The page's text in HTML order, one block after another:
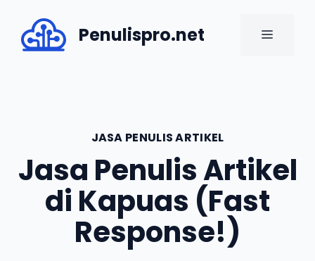
content
Penulispro.net MENU
JASA PENULIS ARTIKEL
Jasa Penulis Artikel
di Kapuas (Fast
Response!)